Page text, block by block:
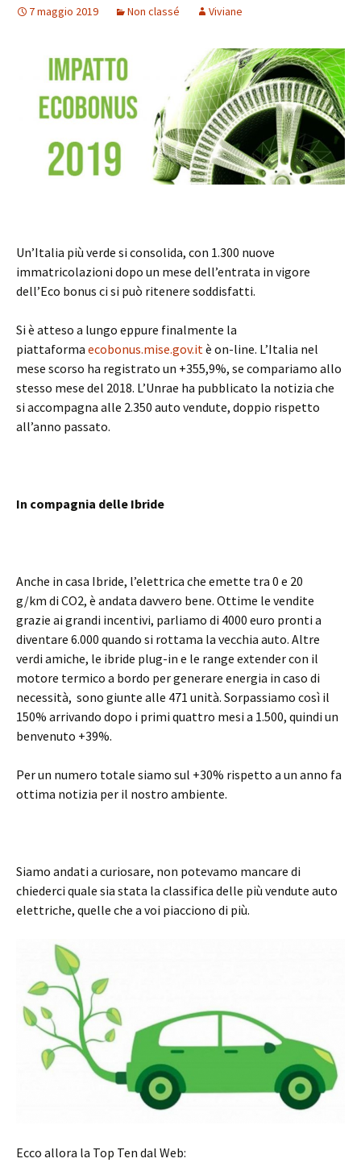
7 maggio 2019 Non classé Viviane
Un’Italia più verde si consolida, con 1.300 nuove
immatricolazioni dopo un mese dell’entrata in vigore
dell’Eco bonus ci si può ritenere soddisfatti.
Si è atteso a lungo eppure finalmente la
piattaforma ecobonus.mise.gov.it è on-line. L’Italia nel
mese scorso ha registrato un +355,9%, se compariamo allo
stesso mese del 2018. L’Unrae ha pubblicato la notizia che
si accompagna alle 2.350 auto vendute, doppio rispetto
all’anno passato.
In compagnia delle Ibride
Anche in casa Ibride, l’elettrica che emette tra 0 e 20
g/km di CO2, è andata davvero bene. Ottime le vendite
grazie ai grandi incentivi, parliamo di 4000 euro pronti a
diventare 6.000 quando si rottama la vecchia auto. Altre
verdi amiche, le ibride plug-in e le range extender con il
motore termico a bordo per generare energia in caso di
necessità, sono giunte alle 471 unità. Sorpassiamo così il
150% arrivando dopo i primi quattro mesi a 1.500, quindi un
benvenuto +39%.
Per un numero totale siamo sul +30% rispetto a un anno fa
ottima notizia per il nostro ambiente.
Siamo andati a curiosare, non potevamo mancare di
chiederci quale sia stata la classifica delle più vendute auto
elettriche, quelle che a voi piacciono di più.
Ecco allora la Top Ten dal Web: